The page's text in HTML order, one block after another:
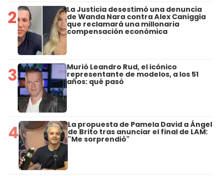
2 La Justicia desestimó una denuncia
de Wanda Nara contra Alex Caniggia
que reclamará una millonaria
compensación económica
3 Murió Leandro Rud, el icónico
representante de modelos, a los 51
años: qué pasó
4 La propuesta de Pamela David a Ángel
de Brito tras anunciar el final de LAM:
"Me sorprendió"